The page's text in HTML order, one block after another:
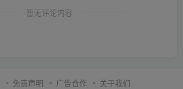
暂无评论内容
免责声明 广告合作 关于我们